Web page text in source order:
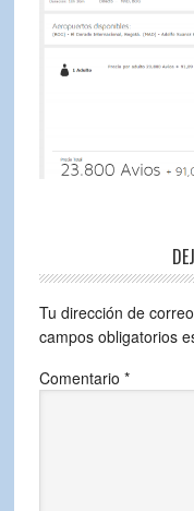
Tu dirección de
campos obligatorios
Comentario *